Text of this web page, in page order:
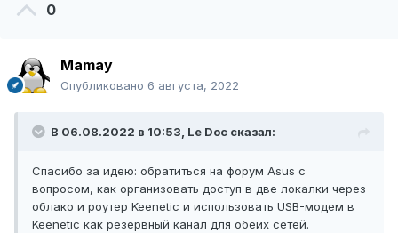
0
Mamay
Опубликовано 6 августа, 2022
В 06.08.2022 в 10:53, Le Doc сказал:
Спасибо за идею: обратиться на форум Asus с
вопросом, как организовать доступ в две локалки через
облако и роутер Keenetic и использовать USB-модем в
Keenetic как резервный канал для обеих сетей.